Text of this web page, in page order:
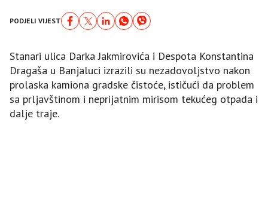
PODJELI VIJEST
Stanari ulica Darka Jakmirovića i Despota Konstantina
Dragaša u Banjaluci izrazili su nezadovoljstvo nakon
prolaska kamiona gradske čistoće, ističući da problem
sa prljavštinom i neprijatnim mirisom tekućeg otpada i
dalje traje.